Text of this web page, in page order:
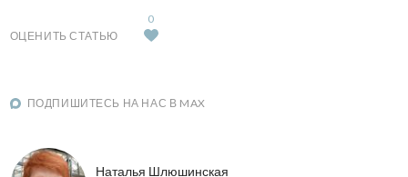
ОЦЕНИТЬ СТАТЬЮ
0
ПОДПИШИТЕСЬ НА НАС В MAX
Наталья Шлюшинская